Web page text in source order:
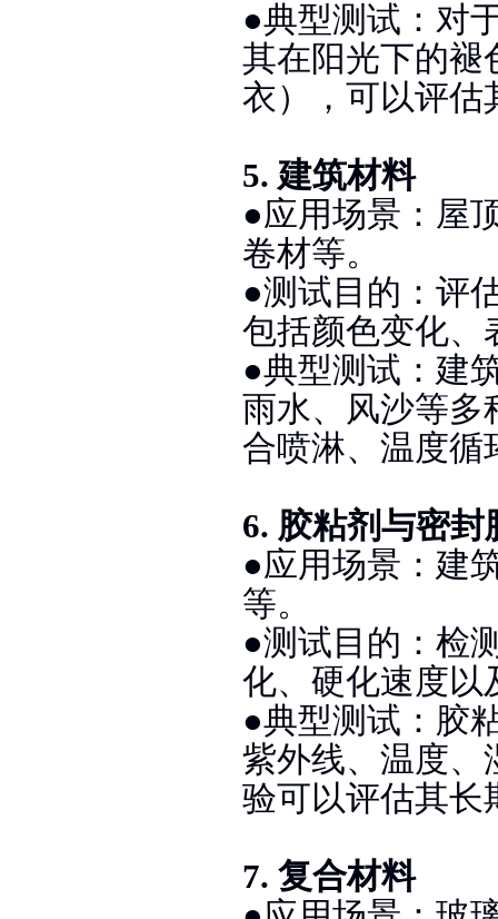
●典型测试：对
其在阳光下的褪
衣），可以评估
5. 建筑材料
●应用场景：屋
卷材等。
●测试目的：评
包括颜色变化、
●典型测试：建
雨水、风沙等多
合喷淋、温度循
6. 胶粘剂与密封
●应用场景：建
等。
●测试目的：检
化、硬化速度以
●典型测试：胶
紫外线、温度、
验可以评估其长
7. 复合材料